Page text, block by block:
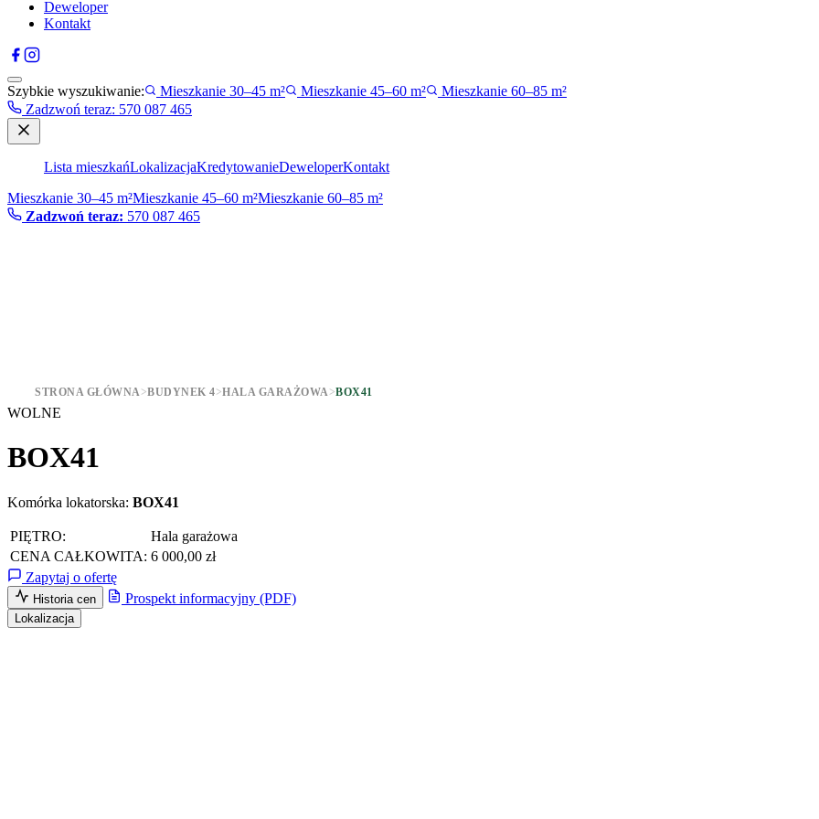
Deweloper
Kontakt
Szybkie wyszukiwanie: Mieszkanie 30–45 m² Mieszkanie 45–60 m²
Mieszkanie 60–85 m²
Zadzwoń teraz: 570 087 465
Lista mieszkańLokalizacjaKredytowanieDeweloperKontakt
Mieszkanie 30–45 m²Mieszkanie 45–60 m²Mieszkanie 60–85 m²
Zadzwoń teraz: 570 087 465
STRONA GŁÓWNA>BUDYNEK 4>HALA GARAŻOWA>BOX41
WOLNE
BOX41
Komórka lokatorska: BOX41
PIĘTRO:
Hala garażowa
CENA CAŁKOWITA: 6 000,00 zł
Zapytaj o ofertę
Historia cen Prospekt informacyjny (PDF)
Lokalizacja